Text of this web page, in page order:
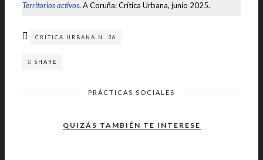
Territorios activos. A Coruña: Crítica Urbana, junio 2025.
CRITICA URBANA N. 36
SHARE
PRÁCTICAS SOCIALES
QUIZÁS TAMBIÉN TE INTERESE